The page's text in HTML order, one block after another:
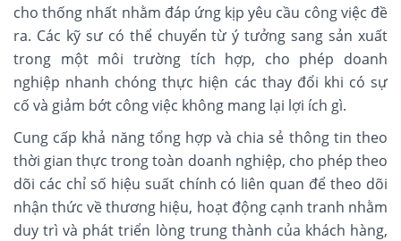
cho thống nhất nhằm đáp ứng kịp yêu cầu công việc đề
ra. Các kỹ sư có thể chuyển từ ý tưởng sang sản xuất
trong một môi trường tích hợp, cho phép doanh
nghiệp nhanh chóng thực hiện các thay đổi khi có sự
cố và giảm bớt công việc không mang lại lợi ích gì.
Cung cấp khả năng tổng hợp và chia sẻ thông tin theo
thời gian thực trong toàn doanh nghiệp, cho phép theo
dõi các chỉ số hiệu suất chính có liên quan để theo dõi
nhận thức về thương hiệu, hoạt động cạnh tranh nhằm
duy trì và phát triển lòng trung thành của khách hàng,